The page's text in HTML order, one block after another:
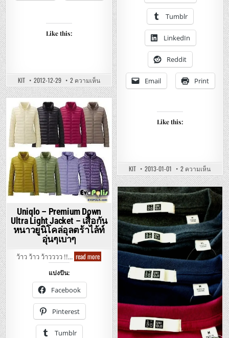
กำลัง
แห้ง
Tumblr
LinkedIn
Reddit
Email Print
Like this:
KIT 2013-01-01 2 ความเห็นบน
UNIQLO
–
DRY
EX
CREW
NECK
LONG
SLEEVE
T-
SHIRT
–
เสื้อ
ยืด
ออก
กำลัง
กาย
ยู
นิ
โคล่
ผ้า
แห้ง
เร็ว
Like this:
KIT 2012-12-29 2 ความเห็นบน
UNIQLO
–
CORDUROY
RELAXED
PANTS
–
กางเกง
ลูกฟูก
ยู
นิ
โคล่
ใส่
สบายๆ
Posted
in
Uniqlo – Premium Down
Ultra Light Jacket – เสื้อกัน
หนาวยูนิโคล่อุลตร้าไล้ท์
อุ่นๆเบาๆ
ว้าว ว้าว ว้าวววว !!… read moreUniqlo
–
Premium
Down
Jacket
หนาว
แบ่งปัน:
Facebook
Pinterest
Tumblr
Posted